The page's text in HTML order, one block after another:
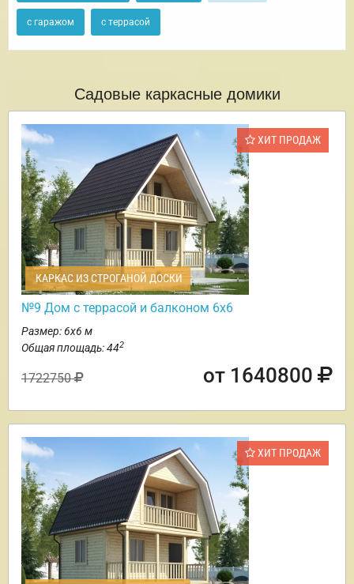
с гаражом с террасой
Садовые каркасные домики
ХИТ ПРОДАЖ
КАРКАС ИЗ СТРОГАНОЙ ДОСКИ
№9 Дом с террасой и балконом 6х6
Размер: 6х6 м
Общая площадь: 442
1722750 от 1640800
ХИТ ПРОДАЖ